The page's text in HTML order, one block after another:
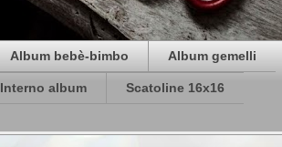
Album bebè-bimbo Album gemelli
Interno album Scatoline 16x16